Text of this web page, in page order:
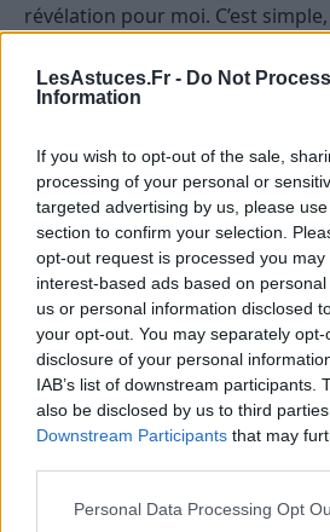
LesAstuces.Fr - Do Not
Information
If you wish to opt-out of the sale,
processing of your personal or
targeted advertising by us, please
section to confirm your selection.
opt-out request is processed you may
interest-based ads based on
us or personal information disclosed
your opt-out. You may separately
disclosure of your personal
IAB’s list of downstream participants.
also be disclosed by us to third
Downstream Participants that may
Personal Data Processing Opt
révélation pour moi. C’est
Bonus : je me sens bien de faire
planète.”
Émilie, 45 ans, Nantes:
famille, et la qualité des
pour moi. J’ai testé la cuisson
curiosité et j’ai été
constater que les pâtes
texture. Cela fonctionne
les salades de pâtes froides.”
Thomas, 37 ans, Paris: “Je suis
recherche de méthodes pour
c’est aussi un excellentsujet de